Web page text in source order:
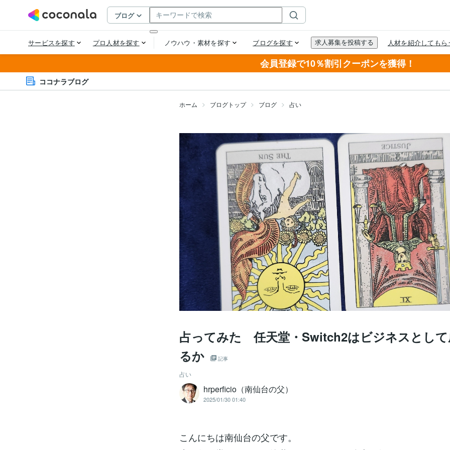
会員登録で10％割引クーポンを獲得！
ココナラブログ
ホーム ブログトップ ブログ 占い
占ってみた 任天堂・Switch2はビジネスとし
るか
記事
占い
hrperficio（南仙台の父）
2025/01/30 01:40
こんにちは南仙台の父です。